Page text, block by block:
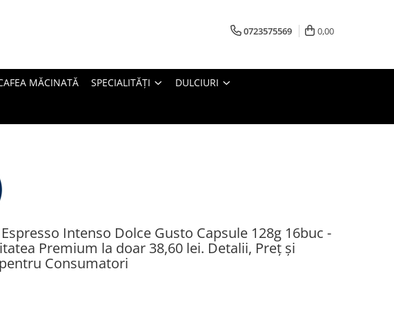
0723575569 0,00
MĂCINATĂ SPECIALITĂȚI DULCIURI
Espresso Intenso Dolce Gusto Capsule 128g 16buc -
Premium la doar 38,60 lei. Detalii, Preț și
Consumatori